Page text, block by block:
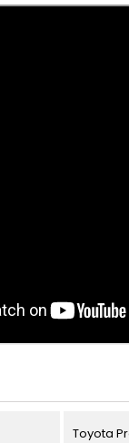
Toyota